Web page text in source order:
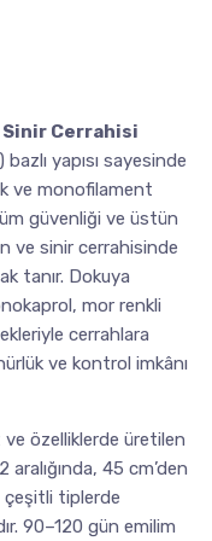
Cerrahisi
yapısı sayesinde
ve monofilament
güvenliği ve üstün
ve sinir cerrahisinde
tanır. Dokuya
mor renkli
cerrahlara
ve kontrol imkânı
özelliklerde üretilen
45 cm’den
çeşitli tiplerde
90–120 gün emilim